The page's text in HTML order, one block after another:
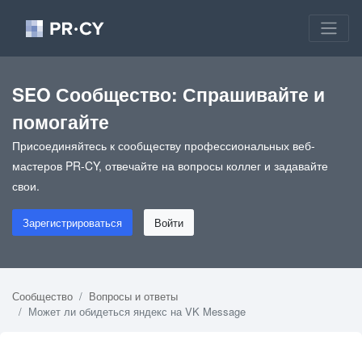
SEO Сообщество: Спрашивайте и
помогайте
Присоединяйтесь к сообществу профессиональных веб-
мастеров PR-CY, отвечайте на вопросы коллег и задавайте
свои.
Зарегистрироваться Войти
Сообщество
Вопросы и ответы
Может ли обидеться яндекс на VK Message